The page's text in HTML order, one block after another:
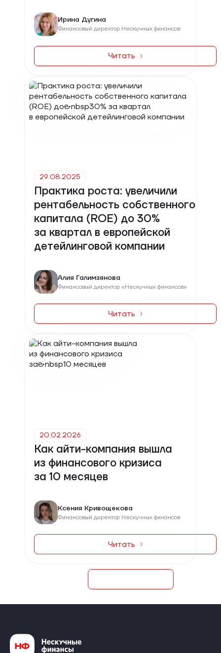
Ирина Дугина
Финансовый директор Нескучных финансов
Читать
29.08.2025
Практика роста: увеличили
рентабельность собственного
капитала (ROE) до 30%
за квартал в европейской
детейлинговой компании
Алия Галимзянова
Финансовый директор «Нескучных финансов»
Читать
20.02.2026
Как айти-компания вышла
из финансового кризиса
за 10 месяцев
Ксения Кривощекова
Финансовый директор Нескучных финансов
Читать